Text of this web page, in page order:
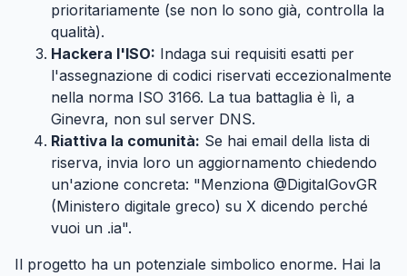
prioritariamente (se non lo sono già, controlla la
qualità).
Hackera l'ISO: Indaga sui requisiti esatti per
l'assegnazione di codici riservati eccezionalmente
nella norma ISO 3166. La tua battaglia è lì, a
Ginevra, non sul server DNS.
Riattiva la comunità: Se hai email della lista di
riserva, invia loro un aggiornamento chiedendo
un'azione concreta: "Menziona @DigitalGovGR
(Ministero digitale greco) su X dicendo perché
vuoi un .ia".
Il progetto ha un potenziale simbolico enorme. Hai la